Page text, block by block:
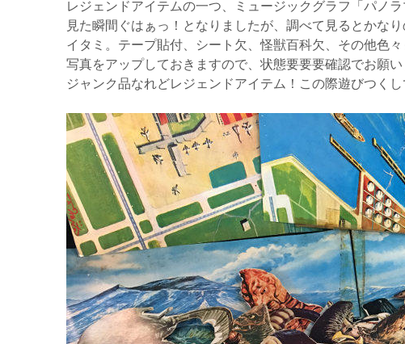
レジェンドアイテムの一つ、ミュージックグラフ「パノ
見た瞬間ぐはぁっ！となりましたが、調べて見るとかなり
イタミ。テープ貼付、シート欠、怪獣百科欠、その他色々
写真をアップしておきますので、状態要要要確認でお願い
ジャンク品なれどレジェンドアイテム！この際遊びつくし